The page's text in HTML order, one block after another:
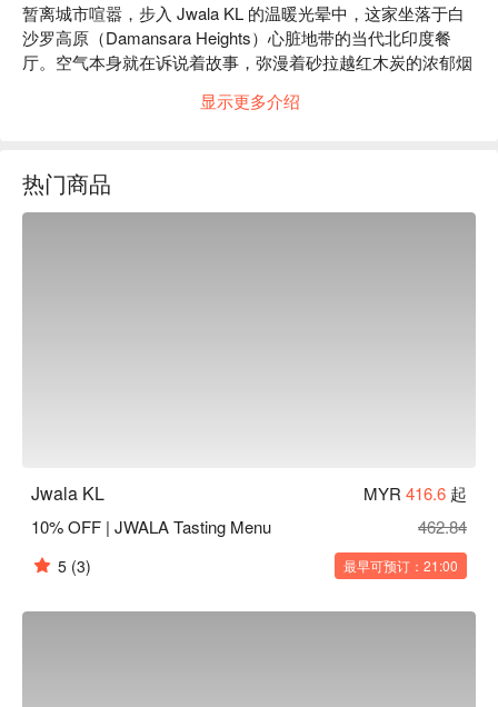
暂离城市喧嚣，步入 Jwala KL 的温暖光晕中，这家坐落于白
沙罗高原（Damansara Heights）心脏地带的当代北印度餐
厅。空气本身就在诉说着故事，弥漫着砂拉越红木炭的浓郁烟
于主厨 Ramesh Thangaraj 的烹饪哲学引领下，历史悠久的传
场真正难忘的用餐体验。
・Tandoori Lobster | 新鲜龙虾以酸奶和香料腌制入味，放入坦
都里烤炉中炭烤，带出完美的烟熏风味。
・Jwala Black Dal | 口感丰润绵密的慢炖黑扁豆咖喱，经整夜
熬煮，释放出令人难忘的深邃层次。
显示更多介绍
热门商品
Jwala KL MYR 416.6 起
10% OFF | JWALA Tasting Menu
462.84
5 (3) 最早可预订：21:00